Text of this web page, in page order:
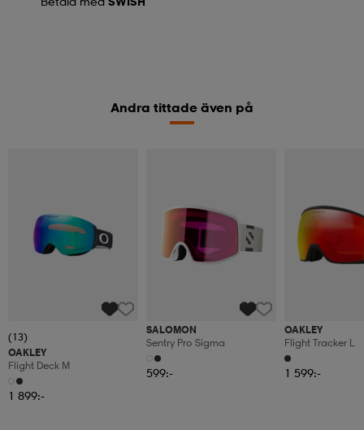
Andra tittade även på
(13)
OAKLEY
Flight Deck M
1 899:-
SALOMON
Sentry Pro Sigma
599:-
OAKLEY
Flight Tracker L
1 599:-